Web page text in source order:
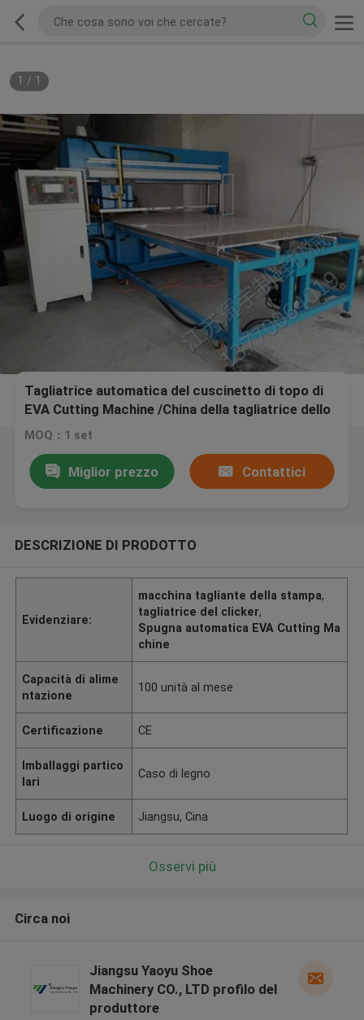
1 / 1
Tagliatrice automatica del cuscinetto di topo di
EVA Cutting Machine /China della tagliatrice dello
strato della spugna
MOQ：1 set
Miglior prezzo Contattici
DESCRIZIONE DI PRODOTTO
Evidenziare:
macchina tagliante della stampa,
tagliatrice del clicker,
Spugna automatica EVA Cutting Ma
chine
Capacità di alime
ntazione
100 unità al mese
Certificazione CE
Imballaggi partico
lari
Caso di legno
Luogo di origine Jiangsu, Cina
Osservi più
Circa noi
Jiangsu Yaoyu Shoe
Machinery CO., LTD profilo del
produttore